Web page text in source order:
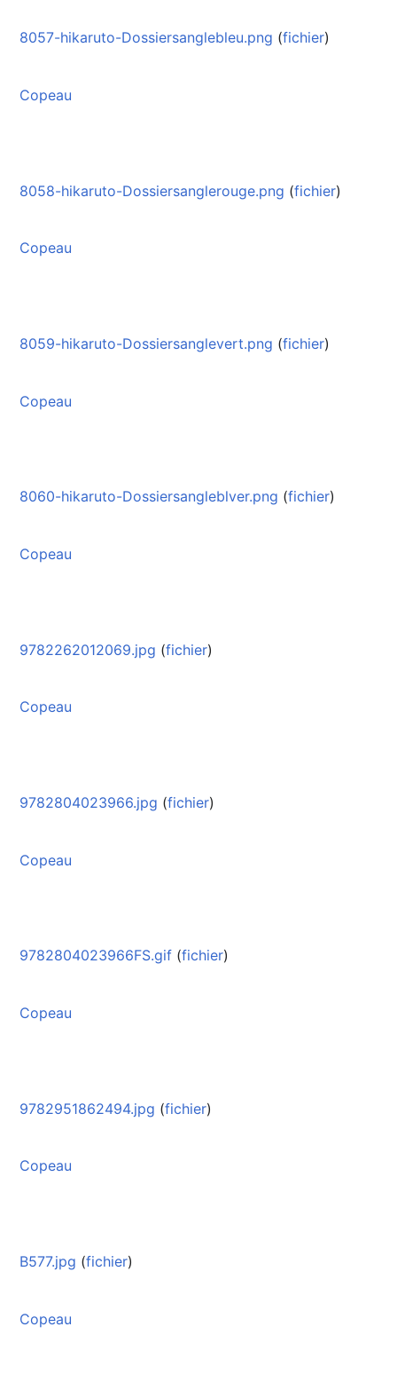
8057-hikaruto-Dossiersanglebleu.png (fichier)
Copeau
8058-hikaruto-Dossiersanglerouge.png (fichier)
Copeau
8059-hikaruto-Dossiersanglevert.png (fichier)
Copeau
8060-hikaruto-Dossiersangleblver.png (fichier)
Copeau
9782262012069.jpg (fichier)
Copeau
9782804023966.jpg (fichier)
Copeau
9782804023966FS.gif (fichier)
Copeau
9782951862494.jpg (fichier)
Copeau
B577.jpg (fichier)
Copeau